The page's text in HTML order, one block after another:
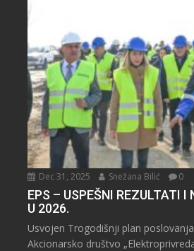
Dec 31, 2025 Snežana Bilić 0
EPS – USPEŠNI REZULTATI I
U 2026.
Usvojen Trogodišnji plan
Akcionarsko društvo